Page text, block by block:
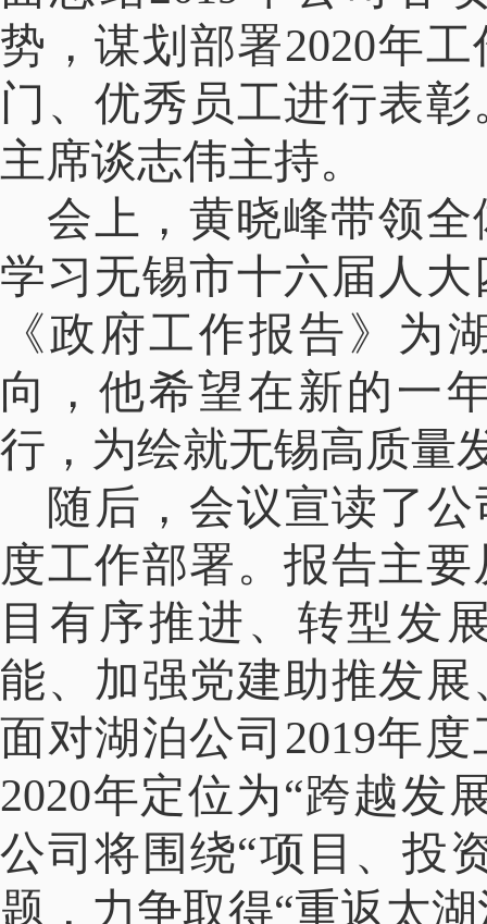
势，谋划部署2020年
门、优秀员工进行表
主席谈志伟主持。
会上，黄晓峰带领
学习无锡市十六届人
《政府工作报告》为
向，他希望在新的一
行，为绘就无锡高质量
随后，会议宣读了公
度工作部署。报告主
目有序推进、转型发
能、加强党建助推发
面对湖泊公司2019年
2020年定位为“跨越发
公司将围绕“项目、投
题，力争取得“重返太